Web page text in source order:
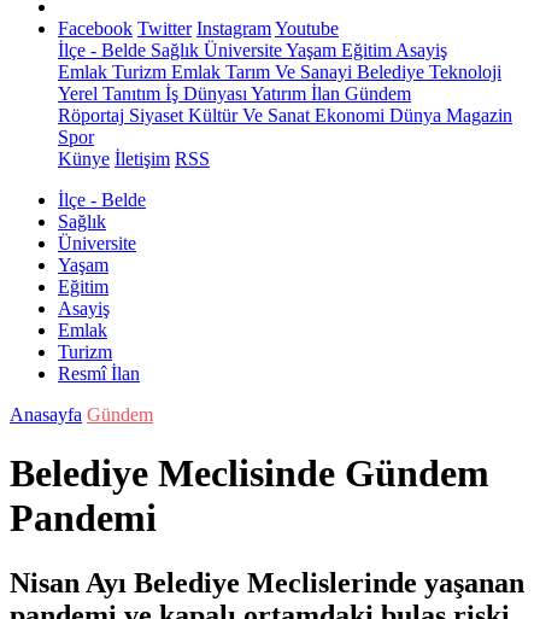
Facebook Twitter InstagramYoutube
İlçe - Belde Sağlık ÜniversiteYaşam Eğitim Asayiş
Emlak Turizm Emlak Tarım Ve Sanayi Belediye Teknoloji
Yerel Tanıtım İş Dünyası Yatırım İlan Gündem
Röportaj Siyaset Kültür Ve Sanat Ekonomi Dünya Magazin
Spor
Künye İletişim RSS
İlçe - Belde
Sağlık
Üniversite
Yaşam
Eğitim
Asayiş
Emlak
Turizm
Resmî İlan
Anasayfa Gündem
Belediye Meclisinde Gündem
Pandemi
Nisan Ayı Belediye Meclislerinde yaşanan